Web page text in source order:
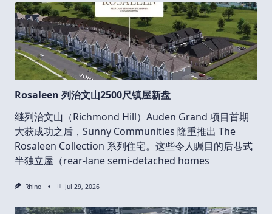
Rosaleen 列治文山2500尺镇屋新盘
继列治文山（Richmond Hill）Auden Grand 项目首期
大获成功之后，Sunny Communities 隆重推出 The
Rosaleen Collection 系列住宅。这些令人瞩目的后巷式
半独立屋（rear-lane semi-detached homes
Rhino Jul 29, 2026